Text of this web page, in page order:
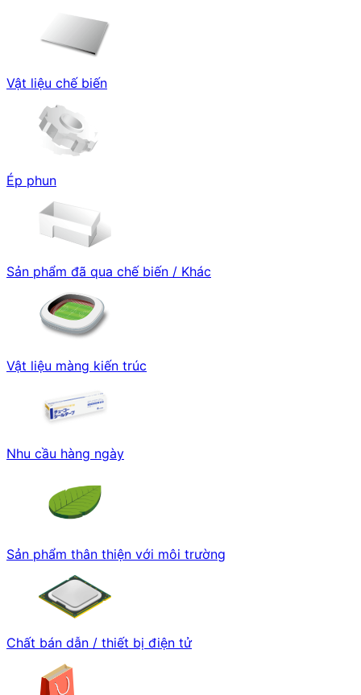
Vật liệu chế biến
Ép phun
Sản phẩm đã qua chế biến / Khác
Vật liệu màng kiến trúc
Nhu cầu hàng ngày
Sản phẩm thân thiện với môi trường
Chất bán dẫn / thiết bị điện tử